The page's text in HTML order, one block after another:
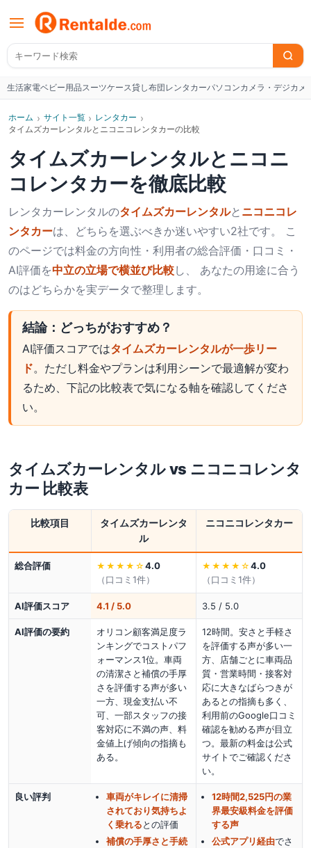
生活家電ベビー用品スーツケース貸し布団レンタカーパソコンカメラ・デジカメ
ホーム › サイト一覧 › レンタカー ›
タイムズカーレンタルとニコニコレンタカーの比較
タイムズカーレンタルと ニコニ
コレンタカーを徹底比較
レンタカーレンタルのタイムズカーレンタルと ニコニコレ
ンタカーは、どちらを選ぶべきか迷いやすい2社です。 こ
のページでは料金の方向性・利用者の総合評価・口コミ・
AI評価を中立の立場で横並び比較し、 あなたの用途に合う
のはどちらかを実データで整理します。
結論：どっちがおすすめ？
AI評価スコアではタイムズカーレンタルが一歩リー
ド。ただし料金やプランは利用シーンで最適解が変わ
るため、下記の比較表で気になる軸を確認してくださ
い。
タイムズカーレンタルvs ニコニコレンタ
カー 比較表
比較項目
タイムズカーレンタ
ル
ニコニコレンタカー
総合評価 ★★★★ ☆ 4.0
（口コミ 1件）
★★★★ ☆ 4.0
（口コミ 1件）
AI評価スコア 4.1 / 5.0 3.5 / 5.0
AI評価の要約
オリコン顧客満足度ラ
ンキングでコストパフ
ォーマンス1位。車両
の清潔さと補償の手厚
さを評価する声が多い
一方、現金支払い不
可、一部スタッフの接
客対応に不満の声、料
金値上げ傾向の指摘も
ある。
12時間。安さと手軽さ
を評価する声が多い一
方、店舗ごとに車両品
質・営業時間・接客対
応に大きなばらつきが
あるとの指摘も多く、
利用前のGoogle口コミ
確認を勧める声が目立
つ。最新の料金は公式
サイトでご確認くださ
い。
良い評判
車両がキレイに清掃
されており気持ちよ
く乗れるとの評価
補償の手厚さと手続
12時間2,525円の業
界最安級料金を評価
する声
公式アプリ経由でさ